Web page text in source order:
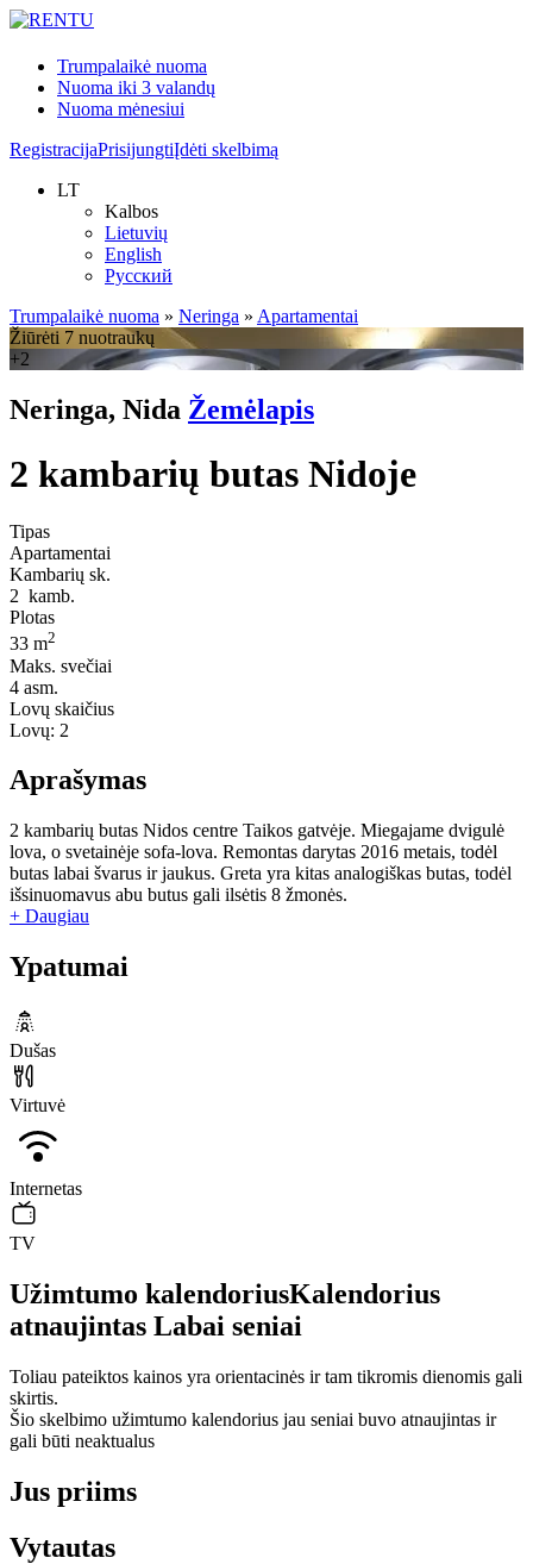
Trumpalaikė nuoma
Nuoma iki 3 valandų
Nuoma mėnesiui
RegistracijaPrisijungtiĮdėti skelbimą
LT
Kalbos
Lietuvių
English
Русский
Trumpalaikė nuoma » Neringa » Apartamentai
Žiūrėti 7 nuotraukų
+2
Neringa, Nida Žemėlapis
2 kambarių butas Nidoje
Tipas
Apartamentai
Kambarių sk.
2 kamb.
Plotas
33 m2
Maks. svečiai
4 asm.
Lovų skaičius
Lovų: 2
Aprašymas
2 kambarių butas Nidos centre Taikos gatvėje. Miegajame dvigulė
lova, o svetainėje sofa-lova. Remontas darytas 2016 metais, todėl
butas labai švarus ir jaukus. Greta yra kitas analogiškas butas, todėl
išsinuomavus abu butus gali ilsėtis 8 žmonės.
+ Daugiau
Ypatumai
Dušas
Virtuvė
Internetas
TV
Užimtumo kalendoriusKalendorius
atnaujintas Labai seniai
Toliau pateiktos kainos yra orientacinės ir tam tikromis dienomis gali
skirtis.
Šio skelbimo užimtumo kalendorius jau seniai buvo atnaujintas ir
gali būti neaktualus
Jus priims
Vytautas